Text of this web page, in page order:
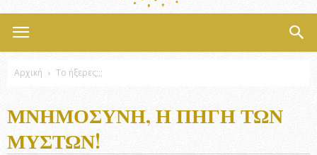
Αρχική Το ήξερες;;;
ΜΝΗΜΟΣΎΝΗ, Η ΠΗΓΉ ΤΩΝ
ΜΥΣΤΏΝ!